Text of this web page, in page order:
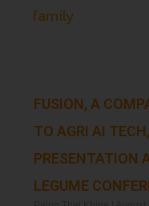
FUSION, A
TO AGRI AI
PRESENTATION
LEGUME